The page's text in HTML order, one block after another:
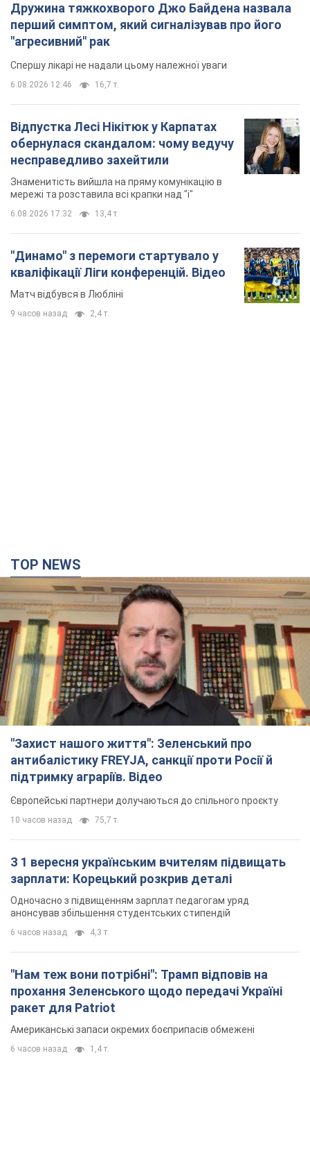
Дружина тяжкохворого Джо Байдена назвала
перший симптом, який сигналізував про його
"агресивний" рак
Спершу лікарі не надали цьому належної уваги
6.08.2026 12:46 16,7 т.
Відпустка Лесі Нікітюк у Карпатах
обернулася скандалом: чому ведучу
несправедливо захейтили
Знаменитість вийшла на пряму комунікацію в
мережі та розставила всі крапки над "і"
6.08.2026 17:32 13,4 т.
"Динамо" з перемоги стартувало у
кваліфікації Ліги конференцій. Відео
Матч відбувся в Любліні
9 часов назад 2,4 т.
TOP NEWS
"Захист нашого життя": Зеленський про
антибалістику FREYJA, санкції проти Росії й
підтримку аграріїв. Відео
Європейські партнери долучаються до спільного проєкту
10 часов назад 75,7 т.
З 1 вересня українським вчителям підвищать
зарплати: Корецький розкрив деталі
Одночасно з підвищенням зарплат педагогам уряд
анонсував збільшення студентських стипендій
6 часов назад 4,3 т.
"Нам теж вони потрібні": Трамп відповів на
прохання Зеленського щодо передачі Україні
ракет для Patriot
Американські запаси окремих боєприпасів обмежені
6 часов назад 1,4 т.